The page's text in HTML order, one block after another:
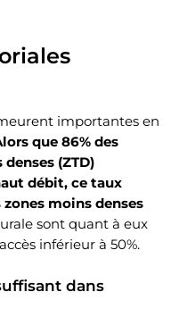
importantes en
que 86% des
(ZTD)
débit, ce taux
moins denses
sont quant à eux
inférieur à 50%.
dans